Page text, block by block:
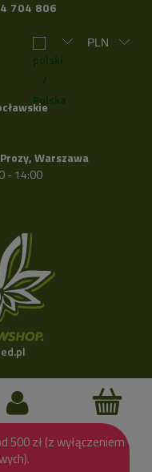
704 806
Warszawa
- 14:00
500 zł (z wyłączeniem